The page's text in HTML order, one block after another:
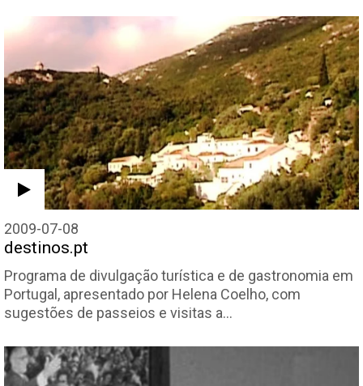
2009-07-08
destinos.pt
Programa de divulgação turística e de gastronomia em
Portugal, apresentado por Helena Coelho, com
sugestões de passeios e visitas a…